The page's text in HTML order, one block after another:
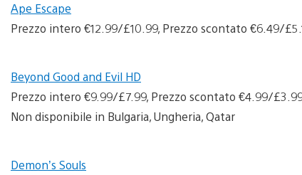
Ape Escape
Prezzo intero €12.99/£10.99, Prezzo scontato €6.49/
Beyond Good and Evil HD
Prezzo intero €9.99/£7.99, Prezzo scontato €4.99/
Non disponibile in Bulgaria, Ungheria, Qatar
Demon’s Souls